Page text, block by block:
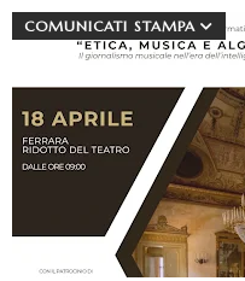
COMUNICATI STAMPA